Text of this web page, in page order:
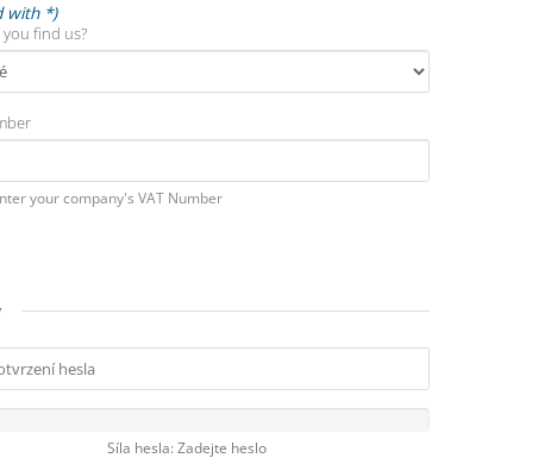
with *)
find us?
your company's VAT Number
Síla hesla: Zadejte heslo